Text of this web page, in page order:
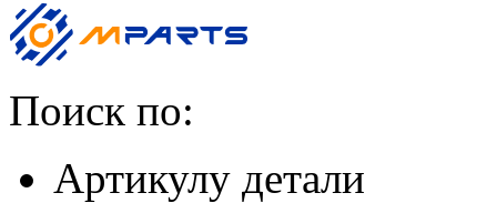
Поиск по:
Артикулу детали